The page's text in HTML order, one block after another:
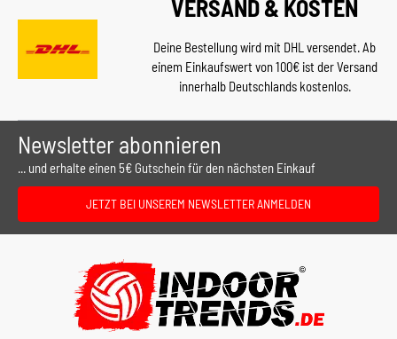
VERSAND & KOSTEN
Deine Bestellung wird mit DHL versendet. Ab
einem Einkaufswert von 100€ ist der Versand
innerhalb Deutschlands kostenlos.
Newsletter abonnieren
... und erhalte einen 5€ Gutschein für den nächsten Einkauf
JETZT BEI UNSEREM NEWSLETTER ANMELDEN